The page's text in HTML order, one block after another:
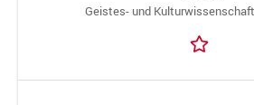
Geistes- und